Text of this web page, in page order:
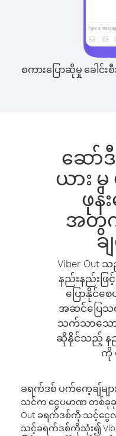
စကားပြောဆိုမှု ခေါင်းစီ
ဆော်
ယား မှ
ဖုန်
အတွ
ခ
Viber
နည်းနည်းဖြ
ပြောနိုင်
အဆင်ပြေသ
သက်သာသော နှု
ဆိုနိုင်သည့် နည်
ကို
ခရက်ဒစ် ပက်ကေ့ချ်မျာ
သင်က ငွေပမာဏ တစ်ခု
Out ခရက်ဒစ်ကို သင့်ငွ
သင့်ခရက်ဒစ်ကိုသုံး၍